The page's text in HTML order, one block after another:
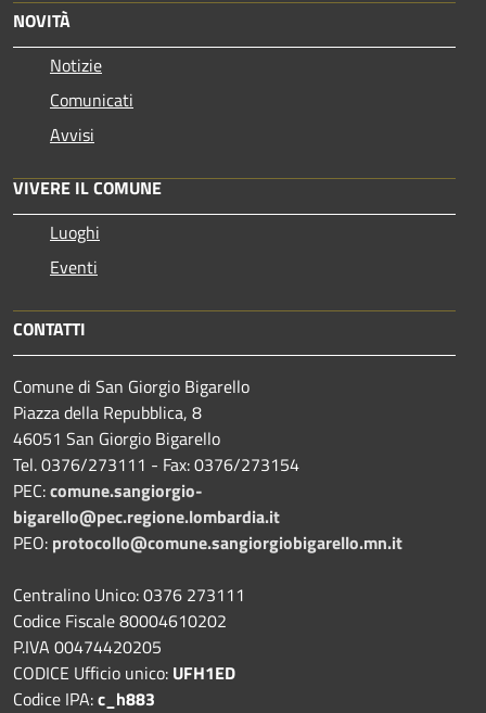
NOVITÀ
Notizie
Comunicati
Avvisi
VIVERE IL COMUNE
Luoghi
Eventi
CONTATTI
Comune di San Giorgio Bigarello
Piazza della Repubblica, 8
46051 San Giorgio Bigarello
Tel. 0376/273111 - Fax: 0376/273154
PEC:comune.sangiorgio-
bigarello@pec.regione.lombardia.it
PEO: protocollo@comune.sangiorgiobigarello.mn.it
Centralino Unico: 0376 273111
Codice Fiscale 80004610202
P.IVA 00474420205
CODICE Ufficio unico: UFH1ED
Codice IPA:c_h883